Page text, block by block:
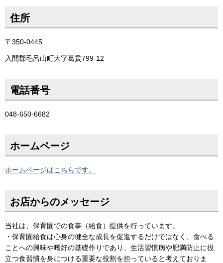
住所
〒350-0445
入間郡毛呂山町大字葛貫799-12
電話番号
048-650-6682
ホームページ
ホームページはこちらです。
お店からのメッセージ
当社は、保育園での食事（給食）提供を行っています。
・保育園給食は心身の健全な成長を促進するだけではなく、食べる
ことへの興味や嗜好の基礎作りであり、生活習慣病や肥満防止に役
立つ食習慣を身につける重要な役割を担っていると考えておりま